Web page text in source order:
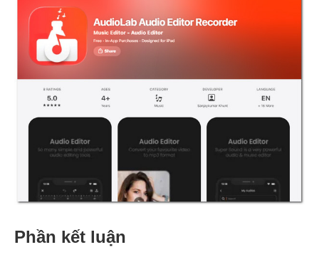
Phần kết luận